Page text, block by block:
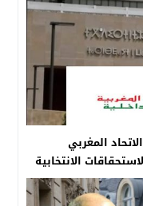
المغربي
الانتخابية